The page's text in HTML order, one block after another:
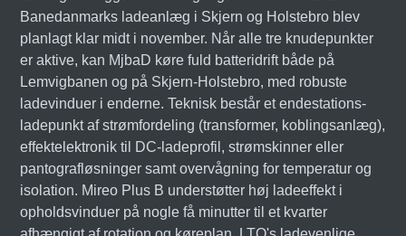
Banedanmarks ladeanlæg i Skjern og Holstebro blev
planlagt klar midt i november. Når alle tre knudepunkter
er aktive, kan MjbaD køre fuld batteridrift både på
Lemvigbanen og på Skjern-Holstebro, med robuste
ladevinduer i enderne. Teknisk består et endestations-
ladepunkt af strømfordeling (transformer, koblingsanlæg),
effektelektronik til DC-ladeprofil, strømskinner eller
pantografløsninger samt overvågning for temperatur og
isolation. Mireo Plus B understøtter høj ladeeffekt i
opholdsvinduer på nogle få minutter til et kvarter